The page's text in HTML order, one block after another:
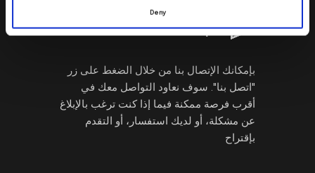
Deny
اكتب لنا→
بإمكانك الإتصال بنا من خلال الضغط على زر
"اتصل بنا". سوف نعاود التواصل معك في
أقرب فرصة ممكنة فيما إذا كنت ترغب بالإبلاغ
عن مشكلة، أو لديك استفسار، أو التقدم
بإقتراح